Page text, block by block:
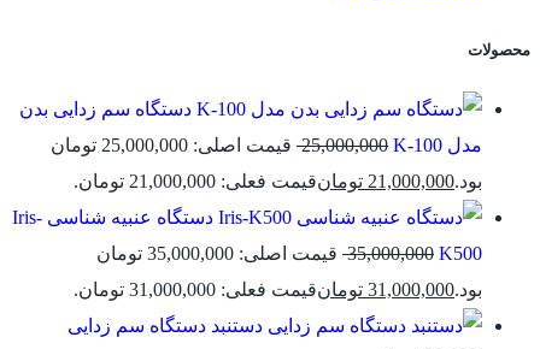
محصولات
دستگاه سم زدایی بدن
مدل K-100
25,000,000
قیمت اصلی: 25,000,000 تومان
بود.21,000,000 تومانقیمت فعلی: 21,000,000 تومان.
دستگاه عنبیه شناسی Iris-
K500
35,000,000
قیمت اصلی: 35,000,000 تومان
بود.31,000,000 تومانقیمت فعلی: 31,000,000 تومان.
دستنبد دستگاه سم زدایی